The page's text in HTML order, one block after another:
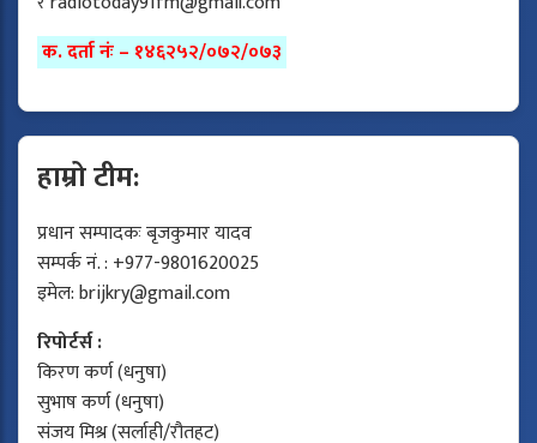
क. दर्ता नंः – १४६२५२/०७२/०७३
हाम्रो टीम:
प्रधान सम्पादकः बृजकुमार यादव
सम्पर्क नं. : +977-9801620025
इमेल:brijkry@gmail.com
रिपोर्टर्स :
किरण कर्ण (धनुषा)
सुभाष कर्ण (धनुषा)
संजय मिश्र (सर्लाही/रौतहट)